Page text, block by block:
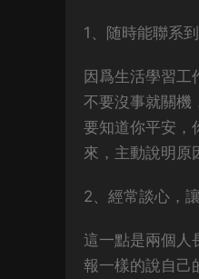
1、随時能聯系到
因爲生活學習工
不要沒事就關機
要知道你平安，
來，主動說明原
2、經常談心，
這一點是兩個人
報一樣的說自己